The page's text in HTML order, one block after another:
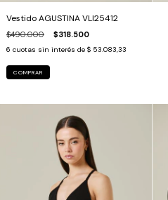
Vestido AGUSTINA VLI25412
$490.000 $318.500
6 cuotas sin interés de $ 53.083,33
COMPRAR